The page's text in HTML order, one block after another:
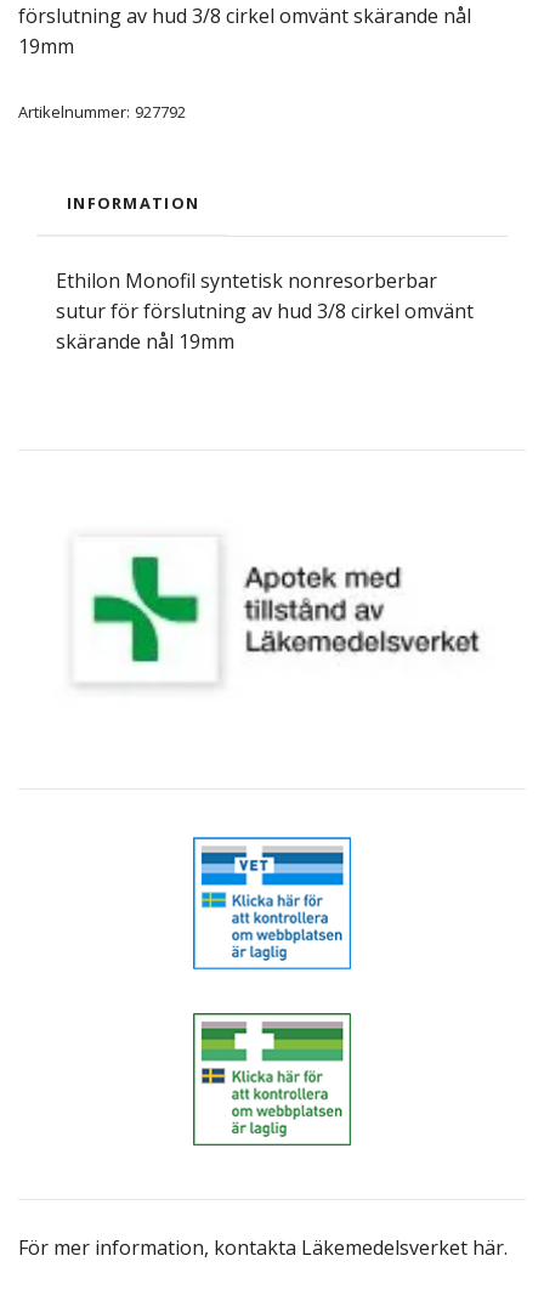
För mer information, kontakta Läkemedelsverket här.
förslutning av hud 3/8 cirkel omvänt skärande nål
19mm
Artikelnummer: 927792
INFORMATION
Ethilon Monofil syntetisk nonresorberbar
sutur för förslutning av hud 3/8 cirkel omvänt
skärande nål 19mm